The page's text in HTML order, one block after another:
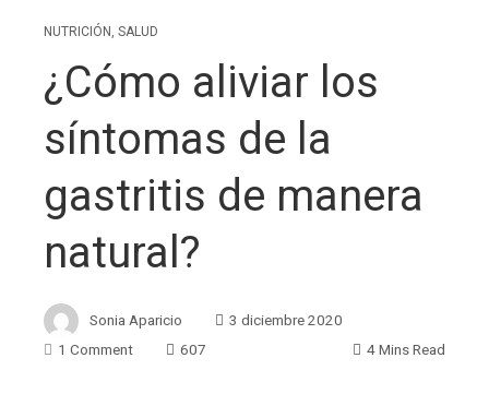
NUTRICIÓN , SALUD
¿Cómo aliviar los
síntomas de la
gastritis de manera
natural?
Sonia Aparicio
3 diciembre 2020
1 Comment
607 4 Mins Read